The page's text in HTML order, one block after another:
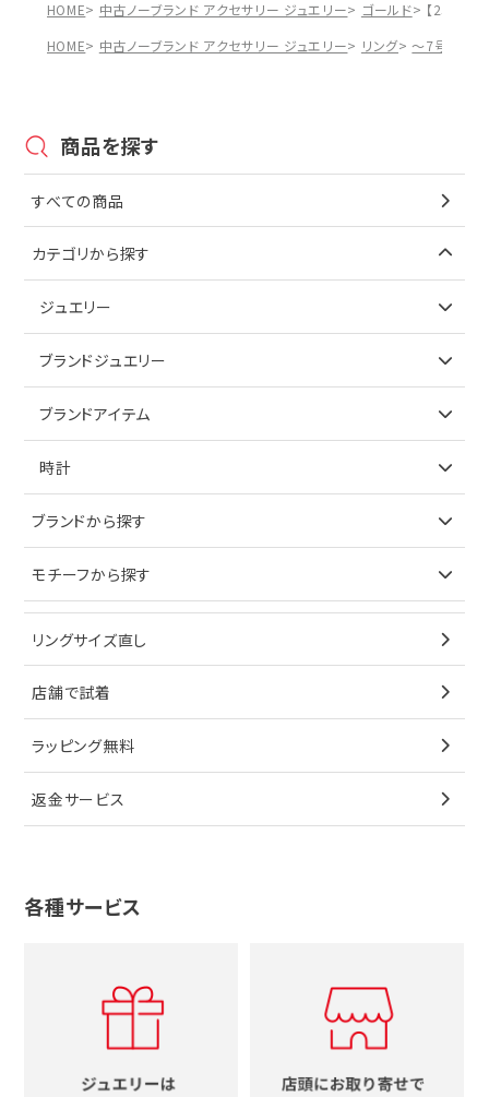
HOME 中古ノーブランド アクセサリー ジュエリー ゴールド
【
HOME
中古ノーブランド アクセサリー ジュエリー リング ～7号
商品を探す
すべての商品
カテゴリから探す
ジュエリー
アイテムで探す
ブレスレット
ペンダントトップ
ブローチ
その他
ノーブランドジュエリーをすべて見る
ブランドジュエリー
アイテムで探す
イヤリング
ブレスレット
ペンダントトップ
ブローチ
その他
ティファニー
ブルガリ
グッチ
ブランドアイテム
アイテムで探す
キーケース
サングラス
シューズ
香水
シャネル
コーチ
時計
ブランドで探す
オメガ
シャネル
タグホイヤー
カルティエ
セイコー
メンズ時計
時計をすべて見る
ブランドから探す
ティファニー
ブルガリ
カルティエ
ウノアエレ
4℃
グッチ
ルイヴィトン
エルメス
モチーフから探す
星
リボン
花
十字架
イニシャル
リングサイズ直し
店舗で試着
ラッピング無料
返金サービス
各種サービス